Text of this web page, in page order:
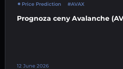
Price Prediction #AVAX
Prognoza ceny Avalanche
12 June 2026